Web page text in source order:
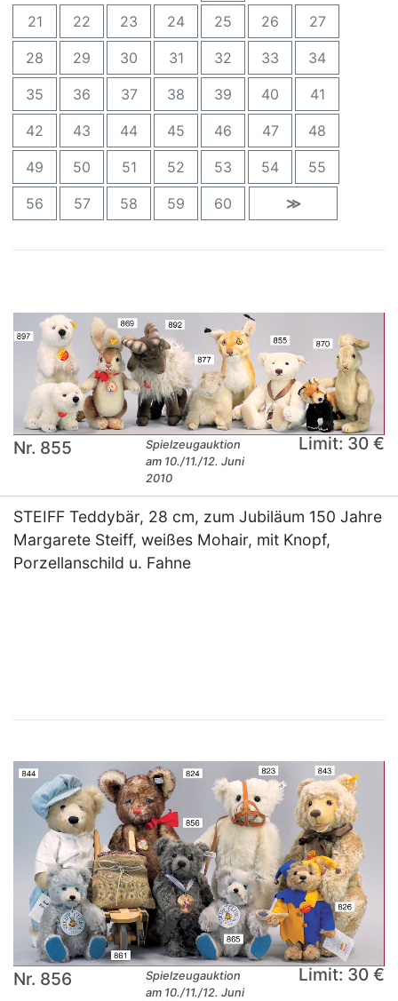
21 22 23 24 25 26 27
28 29 30 31 32 33 34
35 36 37 38 39 40 41
42 43 44 45 46 47 48
49 50 51 52 53 54 55
56 57 58 59 60 ≫
Nr. 855
Spielzeugauktion
am 10./11./12. Juni
2010
Limit: 30 €
STEIFF Teddybär, 28 cm, zum Jubiläum 150 Jahre
Margarete Steiff, weißes Mohair, mit Knopf,
Porzellanschild u. Fahne
Nr. 856
Spielzeugauktion
am 10./11./12. Juni
Limit: 30 €